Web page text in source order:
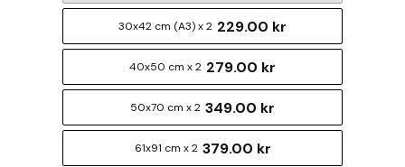
30x42 cm (A3) x 2 229.00 kr
40x50 cm x 2 279.00 kr
50x70 cm x 2 349.00 kr
61x91 cm x 2 379.00 kr